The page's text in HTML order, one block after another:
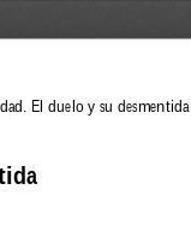
El duelo y su desmentida